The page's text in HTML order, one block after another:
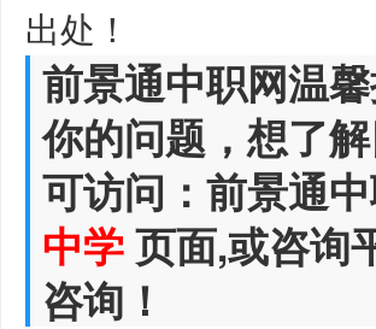
出处！
前景通中职网温
你的问题，想了
可访问：前景通
中学页面,或咨询
咨询！